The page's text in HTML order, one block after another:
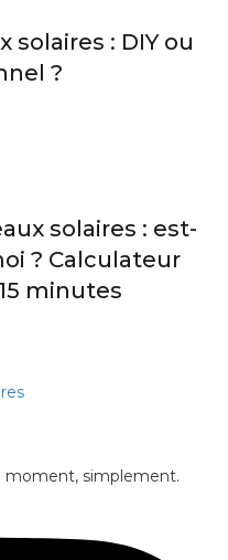
solaires : DIY ou
?
solaires : est-
? Calculateur
minutes
moment, simplement.